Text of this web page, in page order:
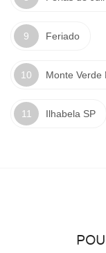
Feriado
Monte Verde
Ilhabela SP